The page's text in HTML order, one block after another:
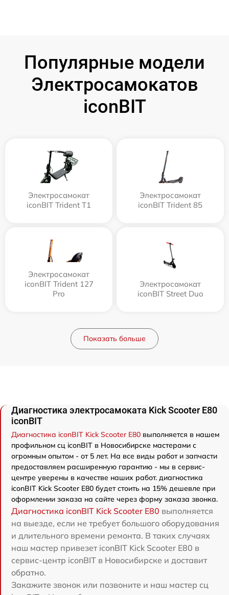
Популярные модели
Электросамокатов
iconBIT
Электросамокат
iconBIT Trident T1
Электросамокат
iconBIT Trident 85
Электросамокат
iconBIT Trident 127
Pro
Электросамокат
iconBIT Street Duo
Показать больше
Диагностика электросамоката Kick Scooter E80
iconBIT
Диагностика iconBIT Kick Scooter E80 выполняется в нашем
профильном сц iconBIT в Новосибирске мастерами с
огромным опытом - от 5 лет. На все виды работ и запчасти
предоставляем расширенную гарантию - мы в сервис-
центре уверены в качестве наших работ. диагностика
iconBIT Kick Scooter E80 будет стоить на 15% дешевле при
оформлении заказа на сайте через форму заказа звонка.
Диагностика iconBIT Kick Scooter E80 выполняется
на выезде, если не требует большого оборудования
и длительного времени ремонта. В таких случаях
наш мастер привезет iconBIT Kick Scooter E80 в
сервис-центр iconBIT в Новосибирске и доставит
обратно.
Закажите звонок или позвоните и наш мастер сц